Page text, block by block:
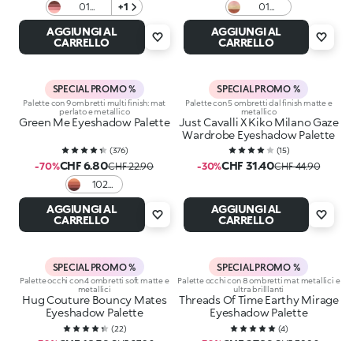
01
Smokey
Breakfast
Club
+1
AGGIUNGI AL
CARRELLO
01
Earthy
Elegance
AGGIUNGI AL
CARRELLO
SPECIAL PROMO %
Palette con 9 ombretti multi finish: mat
perlato e metallico
Green Me Eyeshadow Palette
(376)
-70%CHF 6.80CHF 22.90
102
Feisty
Saffron
AGGIUNGI AL
CARRELLO
SPECIAL PROMO %
Palette con 5 ombretti dal finish matte e
metallico
Just Cavalli X Kiko Milano Gaze
Wardrobe Eyeshadow Palette
(15)
-30%CHF 31.40CHF 44.90
AGGIUNGI AL
CARRELLO
SPECIAL PROMO %
Palette occhi con 4 ombretti soft matte e
metallici
Hug Couture Bouncy Mates
Eyeshadow Palette
(22)
SPECIAL PROMO %
Palette occhi con 8 ombretti mat metallici e
ultra brilllanti
Threads Of Time Earthy Mirage
Eyeshadow Palette
(4)